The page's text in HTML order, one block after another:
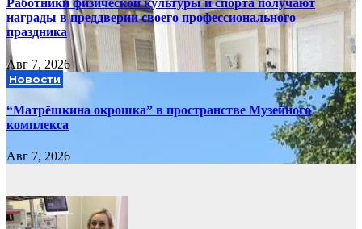
Работники физической культуры и спорта получают
награды в преддверии своего профессионального
праздника
Авг 7, 2026
Новости
“Матрёшкина окрошка” в пространстве Музейного
комплекса
Авг 7, 2026